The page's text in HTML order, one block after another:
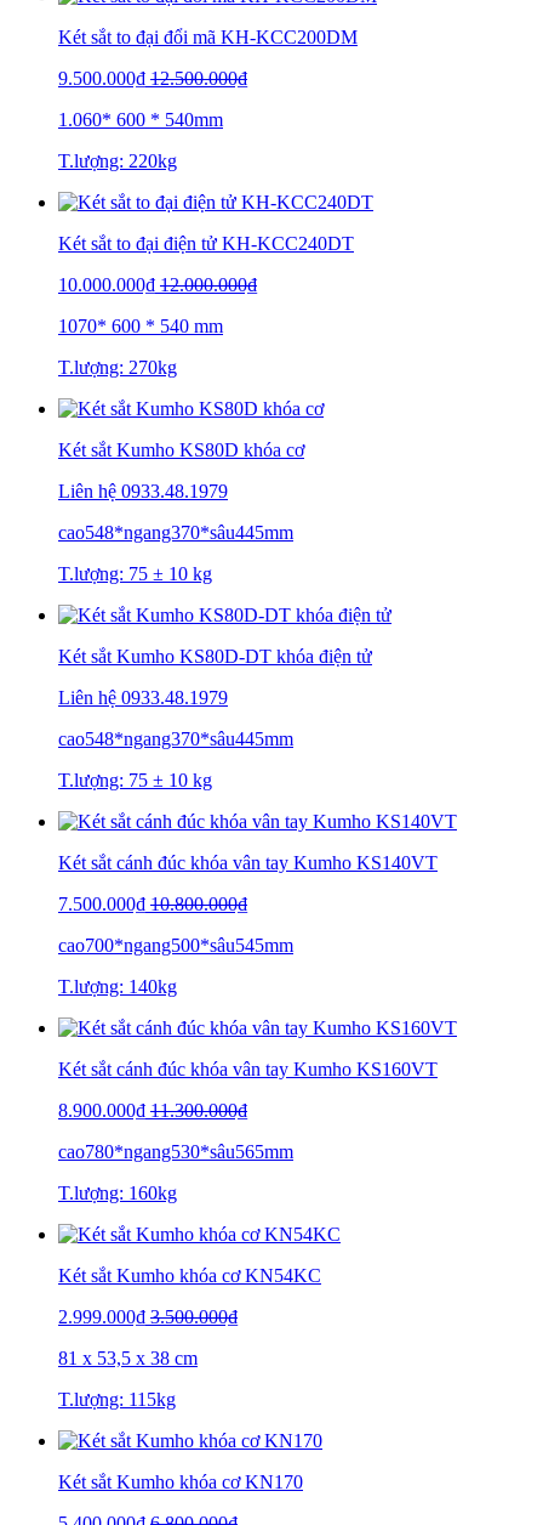
Két sắt to đại đổi mã KH-KCC200DM
9.500.000₫ 12.500.000₫
1.060* 600 * 540mm
T.lượng: 220kg
Két sắt to đại điện tử KH-KCC240DT
10.000.000₫ 12.000.000₫
1070* 600 * 540 mm
T.lượng: 270kg
Két sắt Kumho KS80D khóa cơ
Liên hệ 0933.48.1979
cao548*ngang370*sâu445mm
T.lượng: 75 ± 10 kg
Két sắt Kumho KS80D-DT khóa điện tử
Liên hệ 0933.48.1979
cao548*ngang370*sâu445mm
T.lượng: 75 ± 10 kg
Két sắt cánh đúc khóa vân tay Kumho KS140VT
7.500.000₫ 10.800.000₫
cao700*ngang500*sâu545mm
T.lượng: 140kg
Két sắt cánh đúc khóa vân tay Kumho KS160VT
8.900.000₫ 11.300.000₫
cao780*ngang530*sâu565mm
T.lượng: 160kg
Két sắt Kumho khóa cơ KN54KC
2.999.000₫ 3.500.000₫
81 x 53,5 x 38 cm
T.lượng: 115kg
Két sắt Kumho khóa cơ KN170